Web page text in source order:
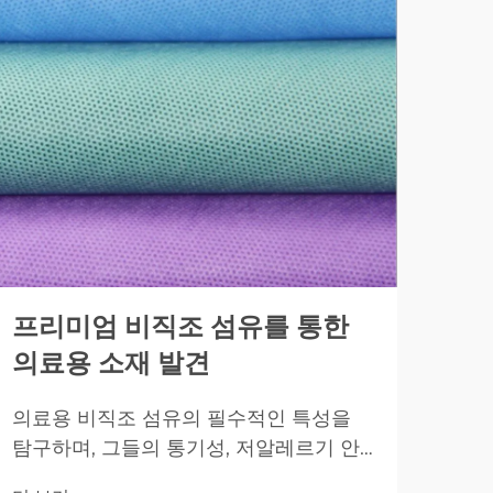
프리미엄 비직조 섬유를 통한
의료용 소재 발견
의료용 비직조 섬유의 필수적인 특성을
탐구하며, 그들의 통기성, 저알레르기 안